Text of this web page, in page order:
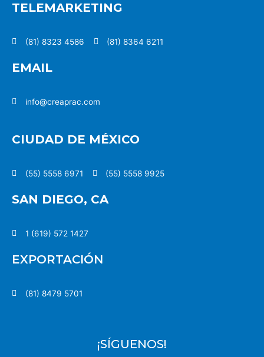
TELEMARKETING
(81) 8323 4586 (81) 8364 6211
EMAIL
info@creaprac.com
CIUDAD DE MÉXICO
(55) 5558 6971 (55) 5558 9925
SAN DIEGO, CA
1 (619) 572 1427
EXPORTACIÓN
(81) 8479 5701
¡SÍGUENOS!